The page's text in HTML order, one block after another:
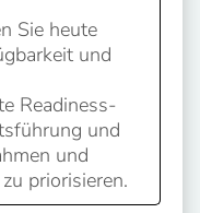
Sie heute
und
Readiness-
und
und
priorisieren.